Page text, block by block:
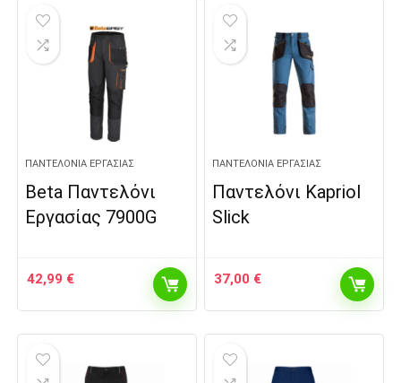
ΠΑΝΤΕΛΌΝΙΑ ΕΡΓΑΣΊΑΣ
Beta Παντελόνι
Εργασίας 7900G
42,99 €
ΠΑΝΤΕΛΌΝΙΑ ΕΡΓΑΣΊΑΣ
Παντελόνι Kapriol
Slick
37,00 €